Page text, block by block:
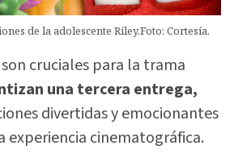
de la adolescente Riley.Foto: Cortesía.
son cruciales para la trama
una tercera entrega,
divertidas y emocionantes
experiencia cinematográfica.